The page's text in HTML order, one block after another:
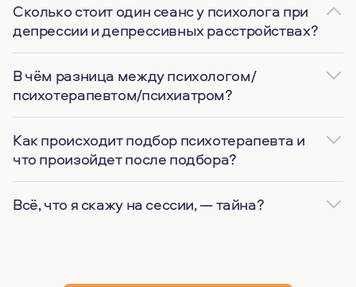
Сколько стоит один сеанс у психолога при
депрессии и депрессивных расстройствах?
В чём разница между психологом/
психотерапевтом/психиатром?
Как происходит подбор психотерапевта и
что произойдет после подбора?
Всё, что я скажу на сессии, — тайна?